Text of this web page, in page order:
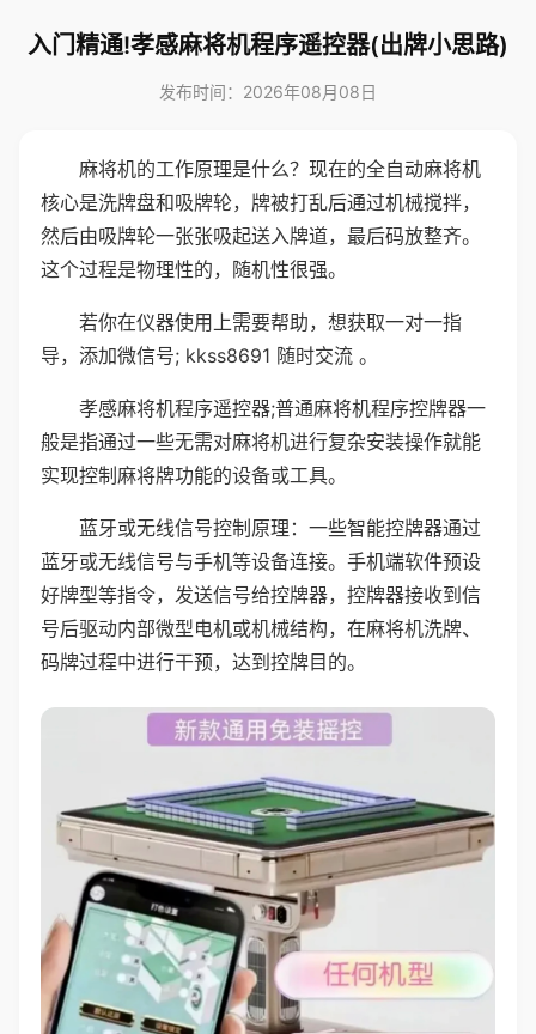
入门精通!孝感麻将机程序遥控器(出牌小思路)
发布时间：2026年08月08日
麻将机的工作原理是什么？现在的全自动麻将机
核心是洗牌盘和吸牌轮，牌被打乱后通过机械搅拌，
然后由吸牌轮一张张吸起送入牌道，最后码放整齐。
这个过程是物理性的，随机性很强。
若你在仪器使用上需要帮助，想获取一对一指
导，添加微信号; kkss8691 随时交流 。
孝感麻将机程序遥控器;普通麻将机程序控牌器一
般是指通过一些无需对麻将机进行复杂安装操作就能
实现控制麻将牌功能的设备或工具。
蓝牙或无线信号控制原理：一些智能控牌器通过
蓝牙或无线信号与手机等设备连接。手机端软件预设
好牌型等指令，发送信号给控牌器，控牌器接收到信
号后驱动内部微型电机或机械结构，在麻将机洗牌、
码牌过程中进行干预，达到控牌目的。